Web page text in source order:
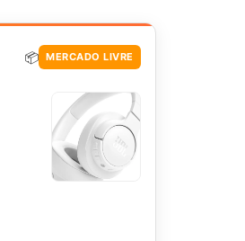
📦 MERCADO LIVRE